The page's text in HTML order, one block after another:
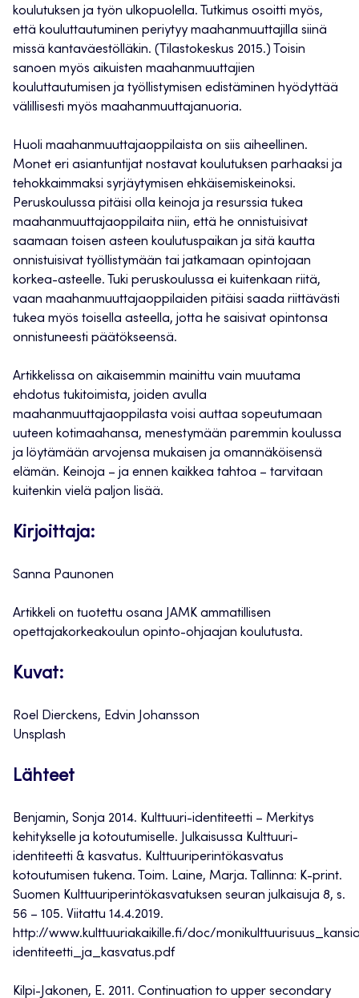
koulutuksen ja työn ulkopuolella. Tutkimus osoitti myös,
että kouluttautuminen periytyy maahanmuuttajilla siinä
missä kantaväestölläkin. (Tilastokeskus 2015.) Toisin
sanoen myös aikuisten maahanmuuttajien
kouluttautumisen ja työllistymisen edistäminen hyödyttää
välillisesti myös maahanmuuttajanuoria.
Huoli maahanmuuttajaoppilaista on siis aiheellinen.
Monet eri asiantuntijat nostavat koulutuksen parhaaksi ja
tehokkaimmaksi syrjäytymisen ehkäisemiskeinoksi.
Peruskoulussa pitäisi olla keinoja ja resurssia tukea
maahanmuuttajaoppilaita niin, että he onnistuisivat
saamaan toisen asteen koulutuspaikan ja sitä kautta
onnistuisivat työllistymään tai jatkamaan opintojaan
korkea-asteelle. Tuki peruskoulussa ei kuitenkaan riitä,
vaan maahanmuuttajaoppilaiden pitäisi saada riittävästi
tukea myös toisella asteella, jotta he saisivat opintonsa
onnistuneesti päätökseensä.
Artikkelissa on aikaisemmin mainittu vain muutama
ehdotus tukitoimista, joiden avulla
maahanmuuttajaoppilasta voisi auttaa sopeutumaan
uuteen kotimaahansa, menestymään paremmin koulussa
ja löytämään arvojensa mukaisen ja omannäköisensä
elämän. Keinoja – ja ennen kaikkea tahtoa – tarvitaan
kuitenkin vielä paljon lisää.
Kirjoittaja:
Sanna Paunonen
Artikkeli on tuotettu osana JAMK ammatillisen
opettajakorkeakoulun opinto-ohjaajan koulutusta.
Kuvat:
Roel Dierckens, Edvin Johansson
Unsplash
Lähteet
Benjamin, Sonja 2014. Kulttuuri-identiteetti – Merkitys
kehitykselle ja kotoutumiselle. Julkaisussa Kulttuuri-
identiteetti & kasvatus. Kulttuuriperintökasvatus
kotoutumisen tukena. Toim. Laine, Marja. Tallinna: K-print.
Suomen Kulttuuriperintökasvatuksen seuran julkaisuja 8, s.
56 – 105. Viitattu 14.4.2019.
http://www.kulttuuriakaikille.fi/doc/
identiteetti_ja_kasvatus.pdf
Kilpi-Jakonen, E. 2011. Continuation to upper secondary